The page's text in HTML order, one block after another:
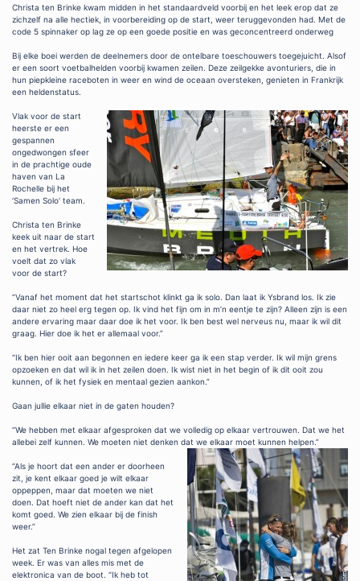
Christa ten Brinke kwam midden in het standaardveld voorbij en het leek erop dat ze
zichzelf na alle hectiek, in voorbereiding op de start, weer teruggevonden had. Met de
code 5 spinnaker op lag ze op een goede positie en was geconcentreerd onderweg
Bij elke boei werden de deelnemers door de ontelbare toeschouwers toegejuicht. Alsof
er een soort voetbalhelden voorbij kwamen zeilen. Deze zeilgekke avonturiers, die in
hun piepkleine raceboten in weer en wind de oceaan oversteken, genieten in Frankrijk
een heldenstatus.
Vlak voor de start
heerste er een
gespannen
ongedwongen sfeer
in de prachtige oude
haven van La
Rochelle bij het
‘Samen Solo’ team.
Christa ten Brinke
keek uit naar de start
en het vertrek. Hoe
voelt dat zo vlak
voor de start?
“Vanaf het moment dat het startschot klinkt ga ik solo. Dan laat ik Ysbrand los. Ik zie
daar niet zo heel erg tegen op. Ik vind het fijn om in m’n eentje te zijn? Alleen zijn is een
andere ervaring maar daar doe ik het voor. Ik ben best wel nerveus nu, maar ik wil dit
graag. Hier doe ik het er allemaal voor.”
“Ik ben hier ooit aan begonnen en iedere keer ga ik een stap verder. Ik wil mijn grens
opzoeken en dat wil ik in het zeilen doen. Ik wist niet in het begin of ik dit ooit zou
kunnen, of ik het fysiek en mentaal gezien aankon.”
Gaan jullie elkaar niet in de gaten houden?
“We hebben met elkaar afgesproken dat we volledig op elkaar vertrouwen. Dat we het
allebei zelf kunnen. We moeten niet denken dat we elkaar moet kunnen helpen.”
“Als je hoort dat een ander er doorheen
zit, je kent elkaar goed je wilt elkaar
oppeppen, maar dat moeten we niet
doen. Dat hoeft niet de ander kan dat het
komt goed. We zien elkaar bij de finish
weer.”
Het zat Ten Brinke nogal tegen afgelopen
week. Er was van alles mis met de
elektronica van de boot. “Ik heb tot